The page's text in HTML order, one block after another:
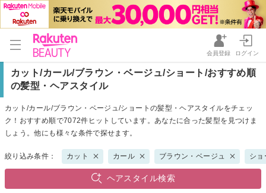
会員登録 ログイン
カット/カール/ブラウン・ベージュ/ショート/おすすめ順
の髪型・ヘアスタイル
カット/カール/ブラウン・ベージュ/ショートの髪型・ヘアスタイルをチェッ
ク！おすすめ順で7072件ヒットしています。あなたに合った髪型を見つけま
しょう。他にも様々な条件で探せます。
絞り込み条件： カット カール ブラウン・ベージュ ショ
ヘアスタイル検索